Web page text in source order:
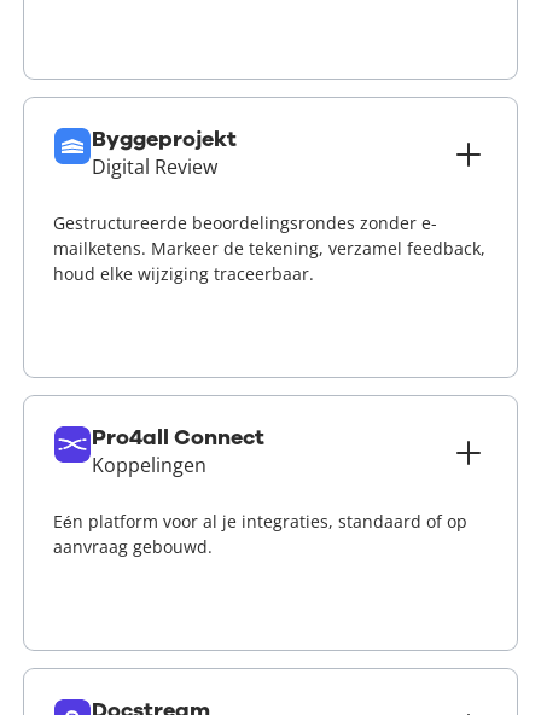
Byggeprojekt
Digital Review
Gestructureerde beoordelingsrondes zonder e-
mailketens. Markeer de tekening, verzamel feedback,
houd elke wijziging traceerbaar.
Pro4all Connect
Koppelingen
Eén platform voor al je integraties, standaard of op
aanvraag gebouwd.